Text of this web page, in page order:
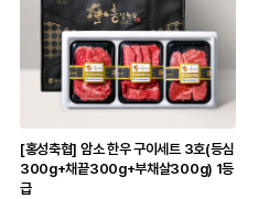
[홍성축협] 암소 한우 구이세트 3호(등심
300g+채끝300g+부채살300g) 1등
급